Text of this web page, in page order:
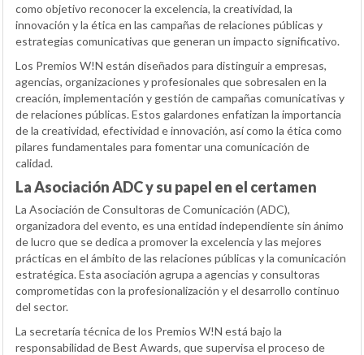
como objetivo reconocer la excelencia, la creatividad, la
innovación y la ética en las campañas de relaciones públicas y
estrategias comunicativas que generan un impacto significativo.
Los Premios W!N están diseñados para distinguir a empresas,
agencias, organizaciones y profesionales que sobresalen en la
creación, implementación y gestión de campañas comunicativas y
de relaciones públicas. Estos galardones enfatizan la importancia
de la creatividad, efectividad e innovación, así como la ética como
pilares fundamentales para fomentar una comunicación de
calidad.
La Asociación ADC y su papel en el certamen
La Asociación de Consultoras de Comunicación (ADC),
organizadora del evento, es una entidad independiente sin ánimo
de lucro que se dedica a promover la excelencia y las mejores
prácticas en el ámbito de las relaciones públicas y la comunicación
estratégica. Esta asociación agrupa a agencias y consultoras
comprometidas con la profesionalización y el desarrollo continuo
del sector.
La secretaría técnica de los Premios W!N está bajo la
responsabilidad de Best Awards, que supervisa el proceso de